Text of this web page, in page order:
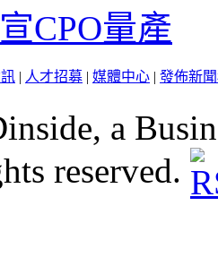
CPO量產
| 人才招募 | 媒體中心 | 發佈新
a
reserved.